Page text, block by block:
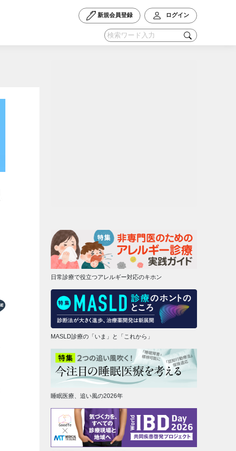
新規会員登録 ログイン
日常診療で役立つアレルギー対応のキホン
MASLD診療の「いま」と「これから」
睡眠医療、追い風の2026年